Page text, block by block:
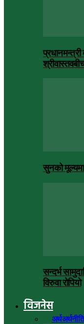
प्रधानमन्त्री
सुनको मूल्यमा
सन्दर्भ
विरुवा रोपियो
विजनेस
अर्थअर्थनीति